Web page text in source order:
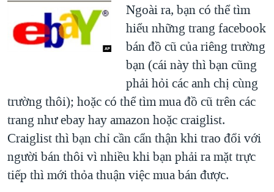
Ngoài ra, bạn có thể tìm
hiểu những trang facebook
bán đồ cũ của riêng trường
bạn (cái này thì bạn cũng
phải hỏi các anh chị cùng
trường thôi); hoặc có thể tìm mua đồ cũ trên các
trang như ebay hay amazon hoặc craiglist.
Craiglist thì bạn chỉ cần cẩn thận khi trao đổi với
người bán thôi vì nhiều khi bạn phải ra mặt trực
tiếp thì mới thỏa thuận việc mua bán được.